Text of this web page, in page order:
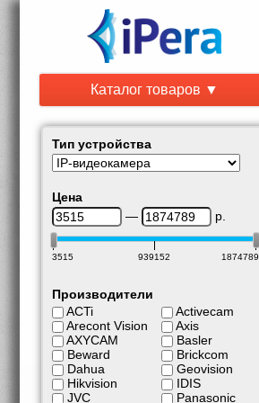
Каталог товаров ▼
Тип устройства
Цена
—
р.
3515 939152 1874789
Производители
ACTi
Arecont Vision
AXYCAM
Beward
Dahua
Hikvision
JVC
Activecam
Axis
Basler
Brickcom
Geovision
IDIS
Panasonic